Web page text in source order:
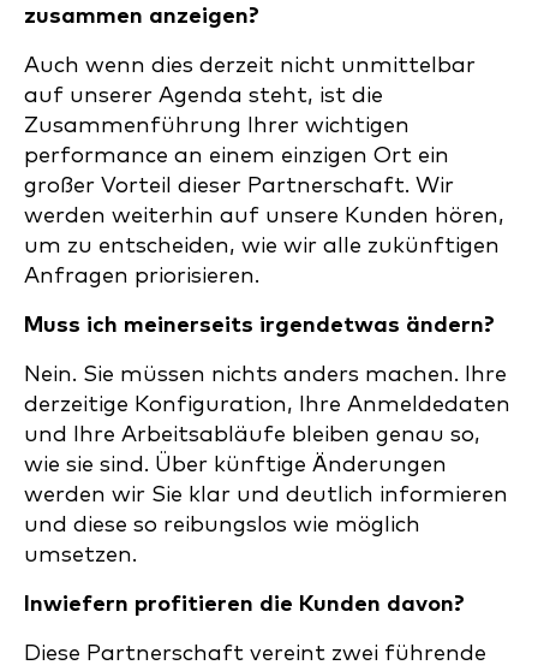
zusammen anzeigen?
Auch wenn dies derzeit nicht unmittelbar
auf unserer Agenda steht, ist die
Zusammenführung Ihrer wichtigen
performance an einem einzigen Ort ein
großer Vorteil dieser Partnerschaft. Wir
werden weiterhin auf unsere Kunden hören,
um zu entscheiden, wie wir alle zukünftigen
Anfragen priorisieren.
Muss ich meinerseits irgendetwas ändern?
Nein. Sie müssen nichts anders machen. Ihre
derzeitige Konfiguration, Ihre Anmeldedaten
und Ihre Arbeitsabläufe bleiben genau so,
wie sie sind. Über künftige Änderungen
werden wir Sie klar und deutlich informieren
und diese so reibungslos wie möglich
umsetzen.
Inwiefern profitieren die Kunden davon?
Diese Partnerschaft vereint zwei führende